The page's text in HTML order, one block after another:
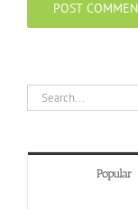
Search
for:
Popular